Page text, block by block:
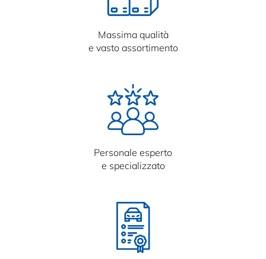
Massima qualità
e vasto assortimento
Personale esperto
e specializzato